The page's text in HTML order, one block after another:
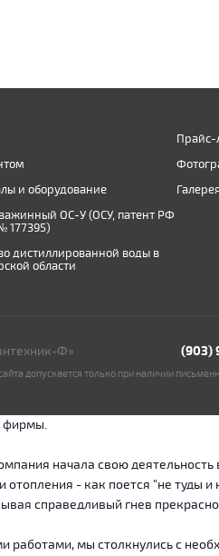
и оборудование
Прайс-
ОС-У (ОСУ, патент РФ
177395)
дистиллированной воды в
области
Ф» (903)
допускается только при наличии
фирмы.
начала свою деятельность
отопления - как поется "не
справедливый гнев
мы столкнулись с